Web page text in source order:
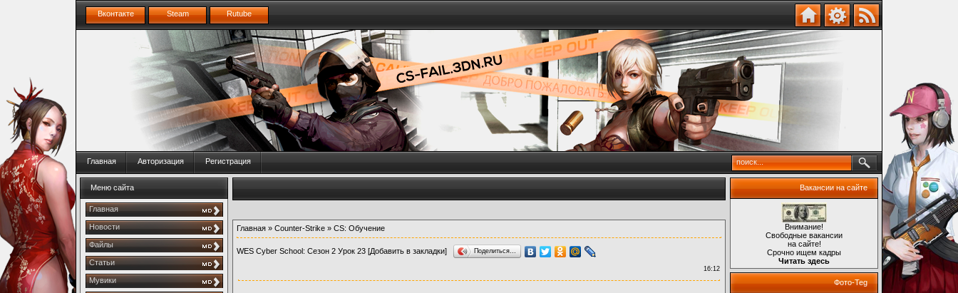
Вконтакте Steam Rutube
Главная Авторизация Регистрация
Меню сайта
Главная
Новости
Файлы
Статьи
Мувики
Главная » Counter-Strike » CS: Обучение
WES Cyber School: Cезон 2 Урок 23 [Добавить в закладки] Поделиться…
16:12
Вакансии на сайте
Внимание!
Свободные вакансии
на сайте!
Срочно ищем кадры
Читать здесь
Фото-Teg